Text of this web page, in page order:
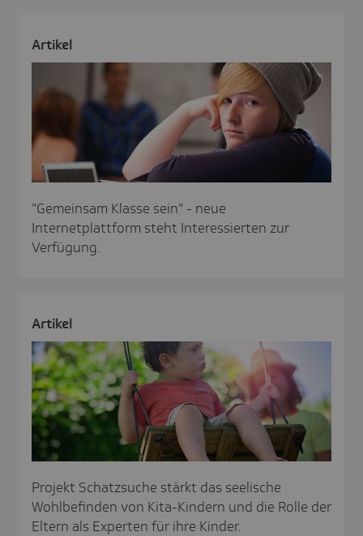
Artikel
"Gemeinsam Klasse sein" - neue
Internetplattform steht Interessierten zur
Verfügung.
Artikel
Projekt Schatzsuche stärkt das seelische
Wohlbefinden von Kita-Kindern und die Rolle der
Eltern als Experten für ihre Kinder.